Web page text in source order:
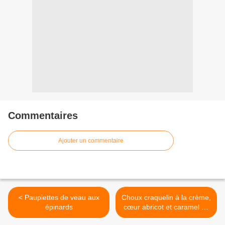
Commentaires
Ajouter un commentaire
< Paupiettes de veau aux
épinards
Choux craquelin à la crème,
cœur abricot et caramel au
romarin >